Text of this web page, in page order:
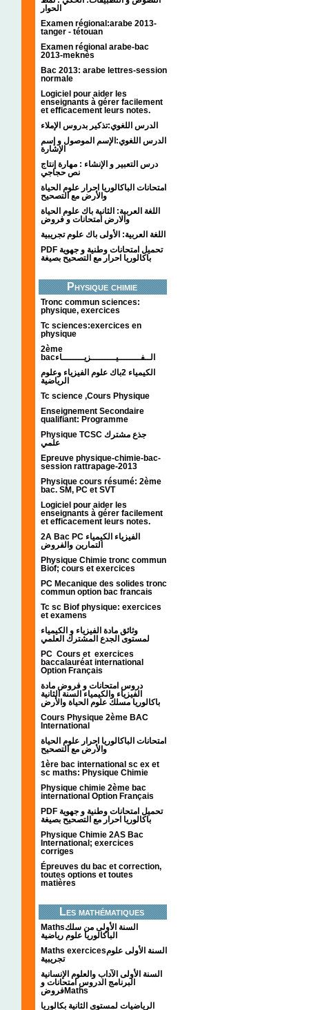
الحوار
Examen régional:arabe 2013-
tanger - tétouan
Examen régional arabe-bac
2013-meknès
Bac 2013: arabe lettres-session
normale
Logiciel pour aider les
enseignants à gérer facilement
et efficacement leurs notes.
الدرس اللغوي:تذكير بدروس الإملاء
الدرس اللغوي:الإسم الموصول و إسم
الإشارة
درس التعبير و الإنشاء : مهارة إنتاج
نص حجاجي
امتحانات الباكالوريا احرار علوم الحياة
والأرض مع التصحيح
اللغة العربية: الثانية باك علوم الحياة
والارض امتحانات و فروض
اللغة العربية: الأولى باك علوم تجريبية
PDF تحميل امتحانات وطنية و جهوية
باكالوريا احرار مع التصحيح بصيغة
Physique chimie
Tronc commun sciences:
physique, exercices
Tc sciences:exercices en
physique
2ème
bacالــفــــــــيـــــــــزيــــــــاء
الكيمياء 2باك علوم الفيزياء وعلوم
الرياضية
Tc science ,Cours Physique
Enseignement Secondaire
qualifiant: Programme
Physique TCSC جذع مشترك
علمي
Epreuve physique-chimie-bac-
session rattrapage-2013
Physique cours résumé: 2ème
bac. SM, PC et SVT
Logiciel pour aider les
enseignants à gérer facilement
et efficacement leurs notes.
2A Bac PC الفيزياء الكيمياء
التمارين والفروض
Physique Chimie tronc commun
Biof; cours et exercices
PC Mecanique des solides tronc
commun option bac francais
Tc sc Biof physique: exercices
et examens
وثائق مادة الفيزياء و الكيمياء
PC Cours et exercices
baccalauréat international
Option Français
دروس امتحانات و فروض مادة
الفيزياء والكيمياء السنة الثانية
باكالوريا مسلك علوم الحياة والأرض
Cours Physique 2ème BAC
International
امتحانات الباكالوريا احرار علوم الحياة
والأرض مع التصحيح
1ère bac international sc ex et
sc maths: Physique Chimie
Physique chimie 2ème bac
international Option Français
PDF تحميل امتحانات وطنية و جهوية
باكالوريا احرار مع التصحيح بصيغة
Physique Chimie 2AS Bac
International; exercices
corriges
Épreuves du bac et correction,
toutes options et toutes
matières
Les mathématiques
Mathsالسنة الأولى من سلك
الباكالوريا علوم رياضية
Maths exercicesالسنة الأولى علوم
تجريبية
السنة الأولى الآداب والعلوم الإنسانية
البرنامج الدروس امتحانات و
فروضMaths
الرياضيات لمستوى الثانية بكالوريا